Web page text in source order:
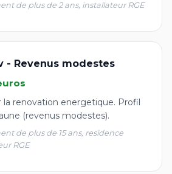
de plus de 2 ans, installateur RGE
- Revenus modestes
la renovation energetique. Profil
(revenus modestes).
de plus de 15 ans, residence
RGE